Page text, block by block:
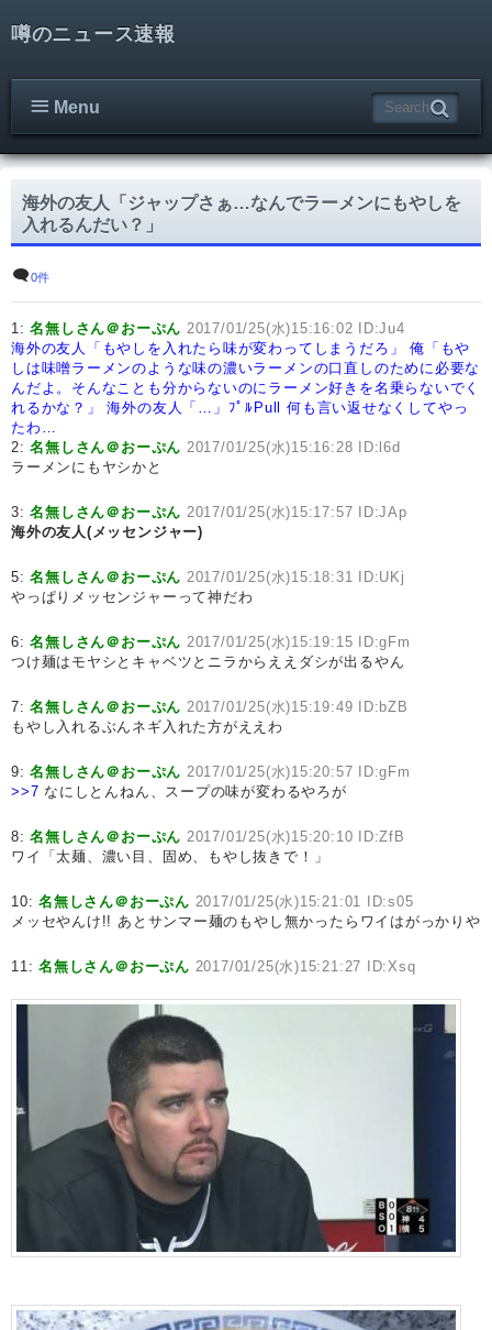
噂のニュース速報
Menu
海外の友人「ジャップさぁ…なんでラーメンにもやしを
入れるんだい？」
0件
1:名無しさん＠おーぷん 2017/01/25(水)15:16:02 ID:Ju4
海外の友人「もやしを入れたら味が変わってしまうだろ」
俺「もや
しは味噌ラーメンのような味の濃いラーメンの口直しのために必要な
んだよ。そんなことも分からないのにラーメン好きを名乗らないでく
れるかな？」
海外の友人「…」ﾌﾟﾙPull
何も言い返せなくしてやっ
たわ…
2:名無しさん＠おーぷん 2017/01/25(水)15:16:28 ID:l6d
ラーメンにもヤシかと
3:名無しさん＠おーぷん 2017/01/25(水)15:17:57 ID:JAp
海外の友人(メッセンジャー)
5:名無しさん＠おーぷん 2017/01/25(水)15:18:31 ID:UKj
やっぱりメッセンジャーって神だわ
6:名無しさん＠おーぷん 2017/01/25(水)15:19:15 ID:gFm
つけ麺はモヤシとキャベツとニラからええダシが出るやん
7:名無しさん＠おーぷん 2017/01/25(水)15:19:49 ID:bZB
もやし入れるぶんネギ入れた方がええわ
9:名無しさん＠おーぷん 2017/01/25(水)15:20:57 ID:gFm
>>7 なにしとんねん、スープの味が変わるやろが
8:名無しさん＠おーぷん 2017/01/25(水)15:20:10 ID:ZfB
ワイ「太麺、濃い目、固め、もやし抜きで！」
10:名無しさん＠おーぷん 2017/01/25(水)15:21:01 ID:s05
メッセやんけ!! あとサンマー麺のもやし無かったらワイはがっかりや
11:名無しさん＠おーぷん 2017/01/25(水)15:21:27 ID:Xsq